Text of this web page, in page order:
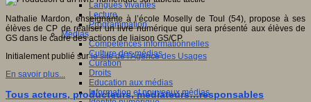
Langues vivantes
Lecture
Programmation
Médias
Compétences informationnelles
Culture des médias
Curation
Droits
Education aux médias
Information et nouveaux médias
Nathalie Mardon, enseignante à l’école Moselly de Toul (54), propose à ses
élèves de CP de réaliser un livre numérique qui sera présenté aux élèves de
GS dans le cadre des actions de liaison GS/CP.
Initialement publié surle site de l'Agence des Usages
En savoir plus...
Tous acteurs, producteurs, médiateurs…responsables